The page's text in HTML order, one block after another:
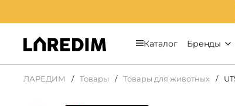
Каталог Бренды
ЛАРЕДИМ Товары Товары для животных